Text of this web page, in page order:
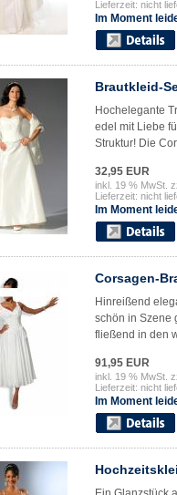
Lieferzeit: nicht
Im Moment
Brautkleid-
Hochelegante
edel mit Liebe
Struktur! Die
32,95 EUR
inkl. 19 % MwSt.
Lieferzeit: nicht
Im Moment
Corsagen-
Hinreißend
schön in Szene
fließend in den
91,95 EUR
inkl. 19 % MwSt.
Lieferzeit: nicht
Im Moment